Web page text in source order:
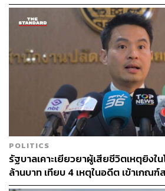
POLITICS
รัฐบาลเคาะเยียวยาผู้เสียชีวิตเหตุยิงใน
ล้านบาท เทียบ 4 เหตุในอดีต เข้าเกณ
เร่งจ่ายโดยเร็ว